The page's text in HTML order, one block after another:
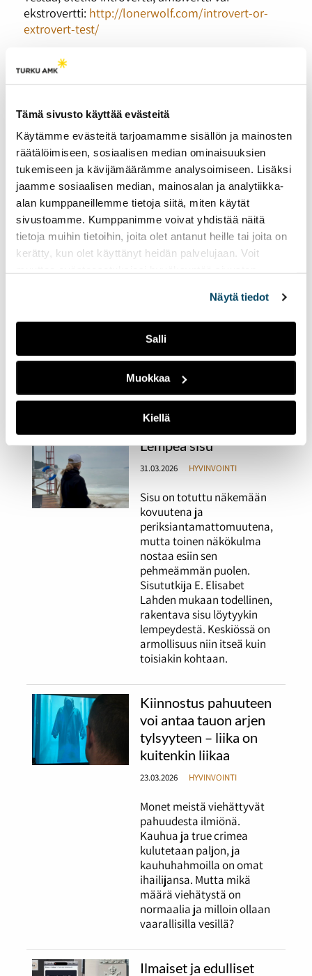
Tämä sivusto käyttää evästeitä
Käytämme evästeitä tarjoamamme sisällön ja mainosten
räätälöimiseen, sosiaalisen median ominaisuuksien
tukemiseen ja kävijämäärämme analysoimiseen. Lisäksi
jaamme sosiaalisen median, mainosalan ja analytiikka-
alan kumppaneillemme tietoja siitä, miten käytät
sivustoamme. Kumppanimme voivat yhdistää näitä
tietoja muihin tietoihin, joita olet antanut heille tai joita on
kerätty, kun olet käyttänyt heidän palvelujaan. Voit
Näytä tiedot
Salli
Muokkaa
Kiellä
ekstrovertti: http://lonerwolf.com/introvert-or-
extrovert-test/
ruma”
sosiaalisemmiksi
Osa 4:Introverttikin voi menestyä työelämässä
Listat ja rutiinit
toimivan arjen tukena
14.04.2026 HYVINVOINTI
kokemustoimijaa jakamaan
Nana Syrjäsen herätyskello
on muutaman metrin
päässä sängystä, jotta hän
saa itsensä aamuisin
liikkeelle.
Lempeä sisu
31.03.2026 HYVINVOINTI
Sisu on totuttu näkemään
kovuutena ja
periksiantamattomuutena,
mutta toinen näkökulma
nostaa esiin sen
pehmeämmän puolen.
Sisututkija E. Elisabet
Lahden mukaan todellinen,
rakentava sisu löytyykin
lempeydestä. Keskiössä on
armollisuus niin itseä kuin
toisiakin kohtaan.
Kiinnostus pahuuteen
voi antaa tauon arjen
tylsyyteen – liika on
kuitenkin liikaa
23.03.2026 HYVINVOINTI
Monet meistä viehättyvät
pahuudesta ilmiönä.
Kauhua ja true crimea
kulutetaan paljon, ja
kauhuhahmoilla on omat
ihailijansa. Mutta mikä
määrä viehätystä on
normaalia ja milloin ollaan
vaarallisilla vesillä?
Ilmaiset ja edulliset